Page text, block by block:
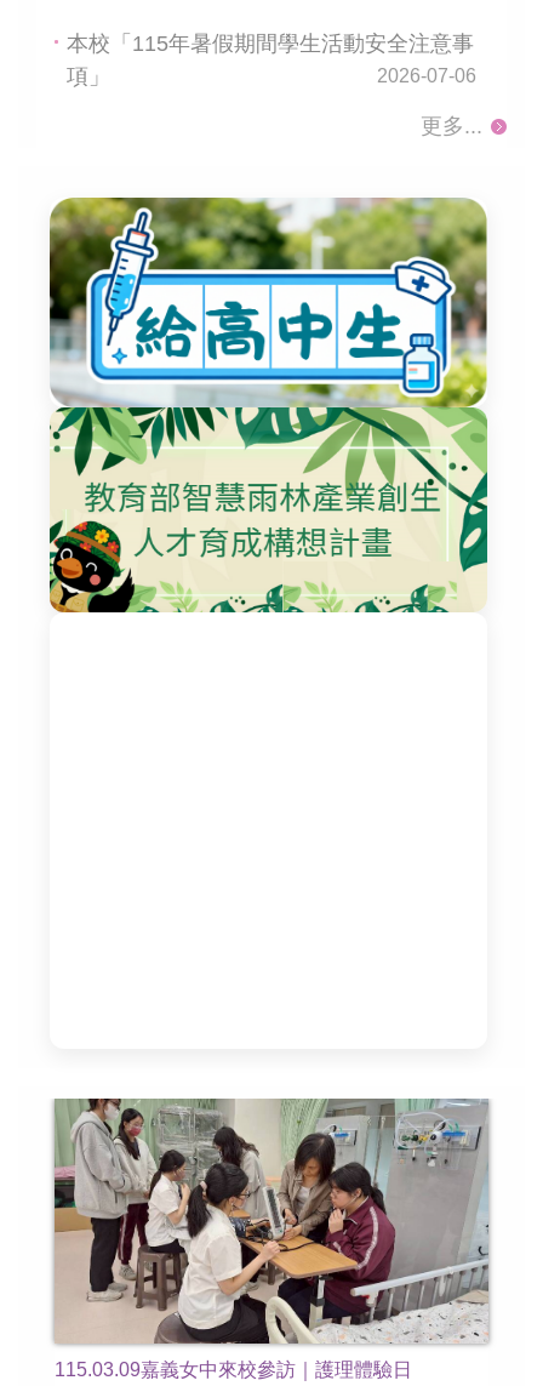
本校「115年暑假期間學生活動安全注意事
項」
2026-07-06
更多...
115.03.06高雄市三民高中大學博覽會活動紀實